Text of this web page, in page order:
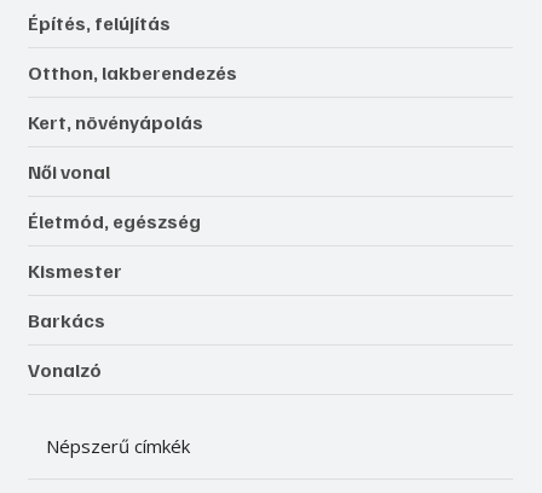
Építés, felújítás
Otthon, lakberendezés
Kert, növényápolás
Női vonal
Életmód, egészség
Kismester
Barkács
Vonalzó
Népszerű címkék